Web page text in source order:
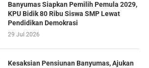
Banyumas Siapkan Pemilih Pemula 2029,
KPU Bidik 80 Ribu Siswa SMP Lewat
Pendidikan Demokrasi
29 Jul 2026
Kesaksian Pensiunan Banyumas, Ajukan